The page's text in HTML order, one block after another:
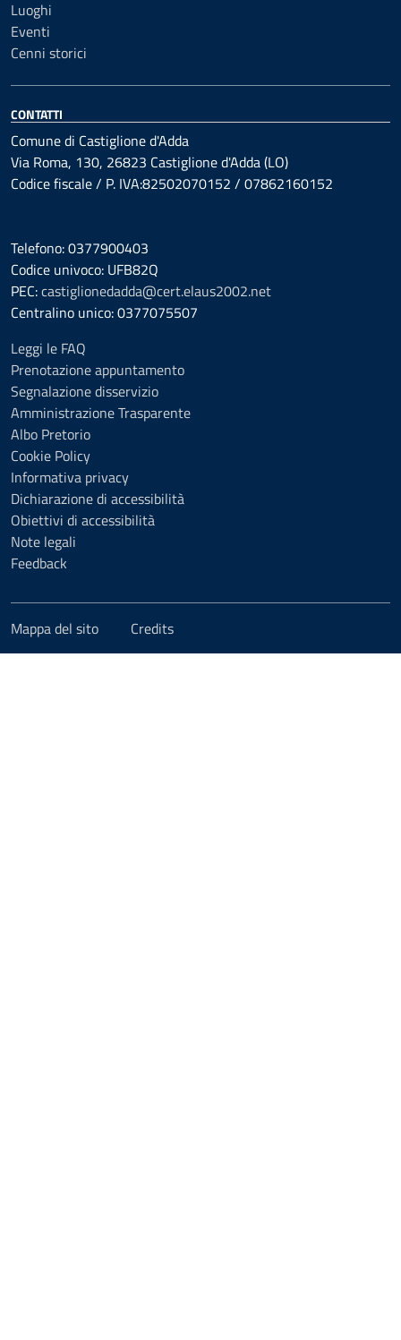
Luoghi
Eventi
Cenni storici
CONTATTI
Comune di Castiglione d'Adda
Via Roma, 130, 26823 Castiglione d'Adda (LO)
Codice fiscale / P. IVA:82502070152 / 07862160152
Telefono: 0377900403
Codice univoco: UFB82Q
PEC:castiglionedadda@cert.elaus2002.net
Centralino unico: 0377075507
Leggi le FAQ
Prenotazione appuntamento
Segnalazione disservizio
Amministrazione Trasparente
Albo Pretorio
Cookie Policy
Informativa privacy
Dichiarazione di accessibilità
Obiettivi di accessibilità
Note legali
Feedback
Mappa del sito Credits